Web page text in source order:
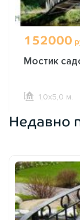
152000
Мостик
1,0х5,0 м.
Недавно